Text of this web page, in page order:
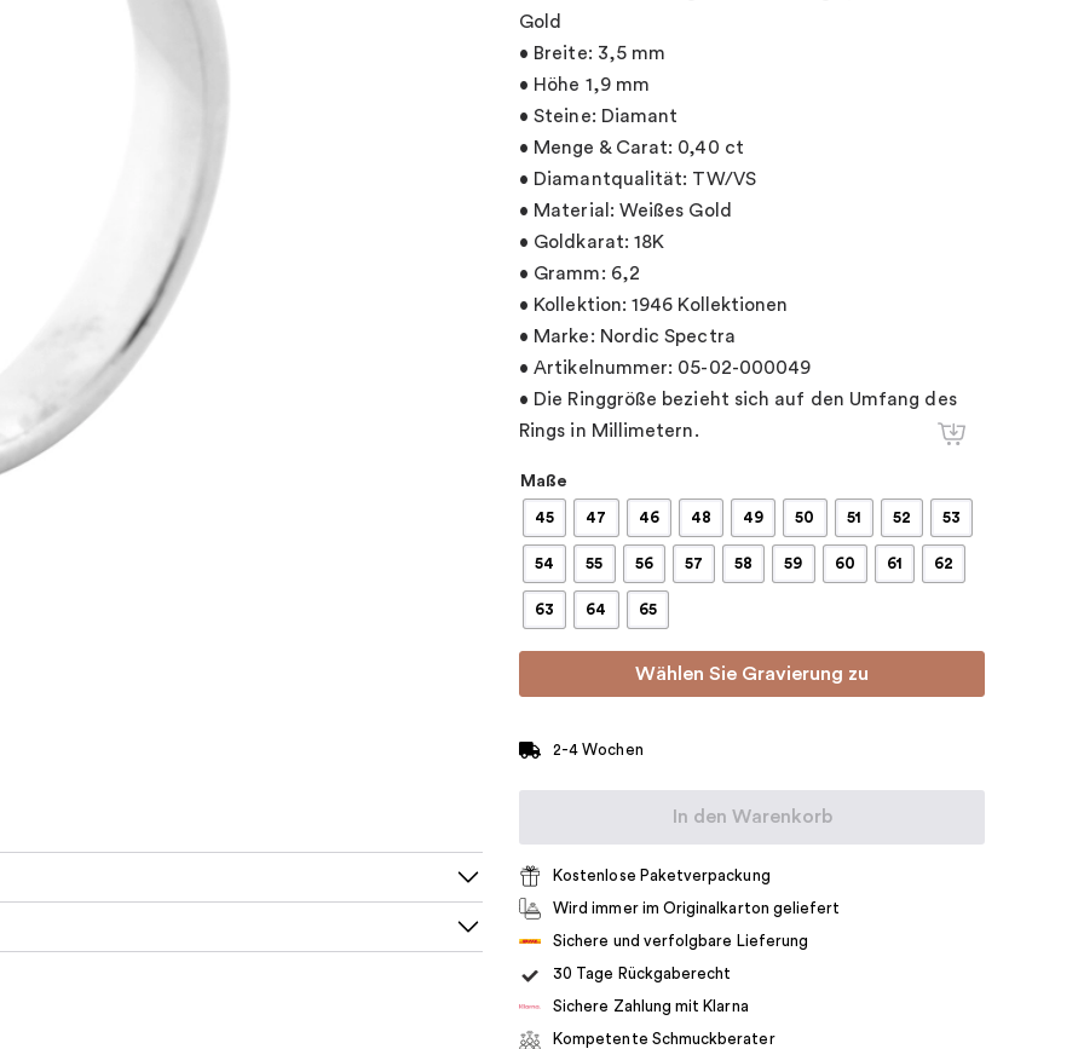
Gold
• Breite: 3,5 mm
• Höhe 1,9 mm
• Steine: Diamant
• Menge & Carat: 0,40 ct
• Diamantqualität: TW/VS
• Material: Weißes Gold
• Goldkarat: 18K
• Gramm: 6,2
• Kollektion: 1946 Kollektionen
• Marke: Nordic Spectra
• Artikelnummer: 05-02-000049
• Die Ringgröße bezieht sich auf den Umfang des
Rings in Millimetern.
Maße
45 47 46 48 49 50 51 52 53
54 55 56 57 58 59 60 61 62
63 64 65
Wählen Sie Gravierung zu
2-4 Wochen
In den Warenkorb
Kostenlose Paketverpackung
Wird immer im Originalkarton geliefert
Sichere und verfolgbare Lieferung
30 Tage Rückgaberecht
Sichere Zahlung mit Klarna
Kompetente Schmuckberater